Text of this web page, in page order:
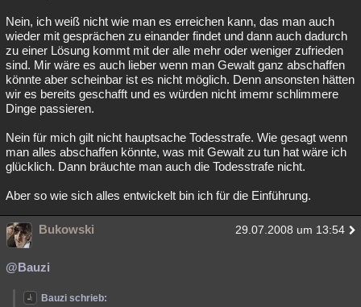
Nein, ich weiß nicht wie man es erreichen kann, das man auch
wieder mit gesprächen zu einander findet und dann auch dadurch
zu einer Lösung kommt mit der alle mehr oder weniger zufrieden
sind. Mir wäre es auch lieber wenn man Gewalt ganz abschaffen
könnte aber scheinbar ist es nicht möglich. Denn ansonsten hätten
wir es bereits geschafft und es würden nicht imemr schlimmere
Dinge passieren.
Nein für mich gilt nicht hauptsache Todesstrafe. Wie gesagt wenn
man alles abschaffen könnte, was mit Gewalt zu tun hat wäre ich
glücklich. Dann bräuchte man auch die Todesstrafe nicht.
Aber so wie sich alles entwickelt bin ich für die Einführung.
Bukowski 29.07.2008 um 13:54
@Bauzi
Bauzi schrieb: